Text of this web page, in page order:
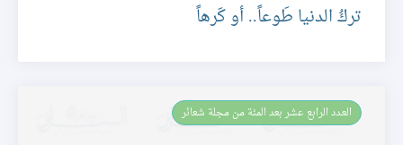
تركُ الدنيا طَوعاً.. أو كَرهاً
العـدد الرابع عشر بعد المئة من مجلة شعائر